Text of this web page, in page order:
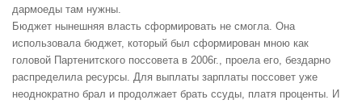
дармоеды там нужны.
Бюджет нынешняя власть сформировать не смогла. Она
использовала бюджет, который был сформирован мною как
головой Партенитского поссовета в 2006г., проела его, бездарно
распределила ресурсы. Для выплаты зарплаты поссовет уже
неоднократно брал и продолжает брать ссуды, платя проценты. И